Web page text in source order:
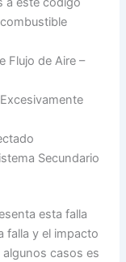
Flujo de Aire –
Secundario
esta falla
falla y el impacto
casos es